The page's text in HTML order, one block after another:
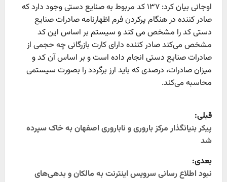
اوجانی بیان کرد: ۱۳۷ کد مربوط به صنایع دستی وجود دارد که
صادر کننده در هنگام پرکردن فرم اظهارنامه صادرات صنایع
دستی کد را مشخص می کند و سیستم بر اساس این کد
مشخص می‌کند صادر کننده دارای کارت بازرگانی چه حجمی از
صادرات صنایع دستی انجام داده است و بر اساس آن کد و
میزان صادرات، درصدی که باید ارز برگردد را بصورت سیستمی
محاسبه می‌کند.
P
o
s
t
قبلی:
پیکر بنیانگذار مرکز باروری و ناباروری اصفهان به خاک سپرده
شد
بعدی:
نبود اطلاع رسانی سرویس اینترنت به مالکان و بدهی‌های